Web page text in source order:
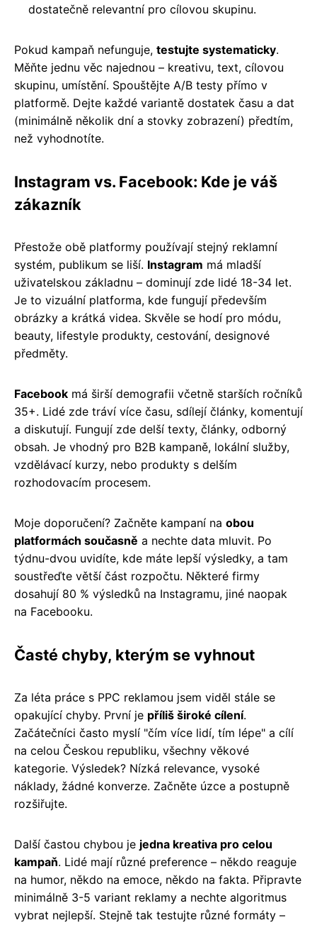
dostatečně relevantní pro cílovou skupinu.
Pokud kampaň nefunguje, testujte systematicky.
Měňte jednu věc najednou – kreativu, text, cílovou
skupinu, umístění. Spouštějte A/B testy přímo v
platformě. Dejte každé variantě dostatek času a dat
(minimálně několik dní a stovky zobrazení) předtím,
než vyhodnotíte.
Instagram vs. Facebook: Kde je váš
zákazník
Přestože obě platformy používají stejný reklamní
systém, publikum se liší. Instagram má mladší
uživatelskou základnu – dominují zde lidé 18-34 let.
Je to vizuální platforma, kde fungují především
obrázky a krátká videa. Skvěle se hodí pro módu,
beauty, lifestyle produkty, cestování, designové
předměty.
Facebook má širší demografii včetně starších ročníků
35+. Lidé zde tráví více času, sdílejí články, komentují
a diskutují. Fungují zde delší texty, články, odborný
obsah. Je vhodný pro B2B kampaně, lokální služby,
vzdělávací kurzy, nebo produkty s delším
rozhodovacím procesem.
Moje doporučení? Začněte kampaní na obou
platformách současně a nechte data mluvit. Po
týdnu-dvou uvidíte, kde máte lepší výsledky, a tam
soustřeďte větší část rozpočtu. Některé firmy
dosahují 80 % výsledků na Instagramu, jiné naopak
na Facebooku.
Časté chyby, kterým se vyhnout
Za léta práce s PPC reklamou jsem viděl stále se
opakující chyby. První je příliš široké cílení.
Začátečníci často myslí "čím více lidí, tím lépe" a cílí
na celou Českou republiku, všechny věkové
kategorie. Výsledek? Nízká relevance, vysoké
náklady, žádné konverze. Začněte úzce a postupně
rozšiřujte.
Další častou chybou je jedna kreativa pro celou
kampaň. Lidé mají různé preference – někdo reaguje
na humor, někdo na emoce, někdo na fakta. Připravte
minimálně 3-5 variant reklamy a nechte algoritmus
vybrat nejlepší. Stejně tak testujte různé formáty –